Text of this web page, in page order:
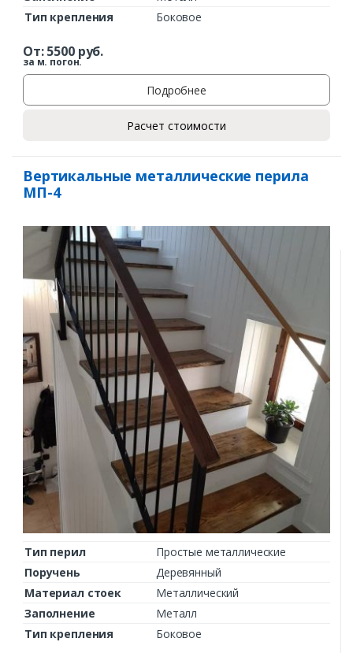
Тип крепления
Боковое
От:5500руб.
за м. погон.
Подробнее
Расчет стоимости
Вертикальные металлические перила
МП-4
Тип перил
Простые металлические
Поручень
Деревянный
Материал стоек
Металлический
Заполнение
Металл
Тип крепления
Боковое